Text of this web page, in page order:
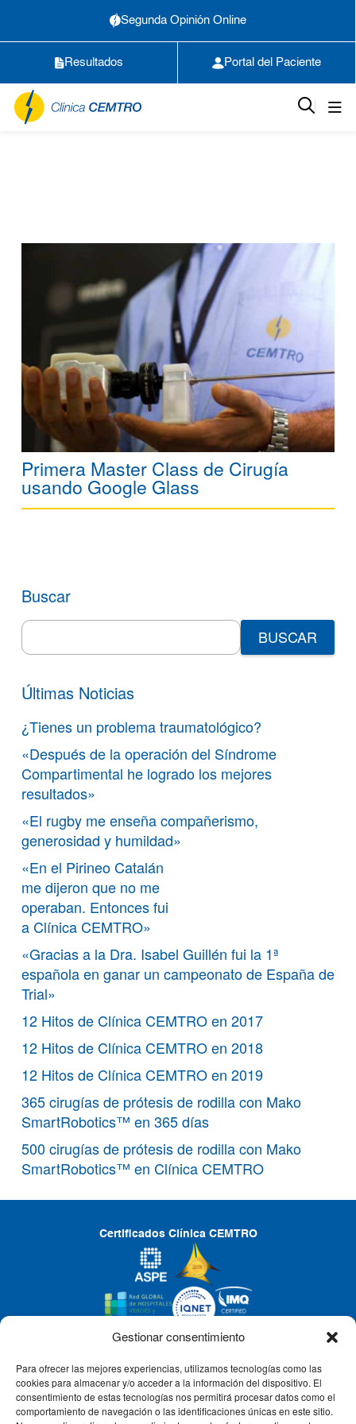
Gestionar consentimiento
Para ofrecer las mejores experiencias, utilizamos tecnologías como las
cookies para almacenar y/o acceder a la información del dispositivo. El
consentimiento de estas tecnologías nos permitirá procesar datos como el
comportamiento de navegación o las identificaciones únicas en este sitio.
Segunda Opinión Online
Resultados Portal del Paciente
Primera Master Class de Cirugía
usando Google Glass
Buscar
Search
for:
Últimas Noticias
¿Tienes un problema traumatológico?
«Después de la operación del Síndrome
Compartimental he logrado los mejores
resultados»
«El rugby me enseña compañerismo,
generosidad y humildad»
«En el Pirineo Catalán
me dijeron que no me
operaban. Entonces fui
a Clínica CEMTRO»
«Gracias a la Dra. Isabel Guillén fui la 1ª
española en ganar un campeonato de España de
Trial»
12 Hitos de Clínica CEMTRO en 2017
12 Hitos de Clínica CEMTRO en 2018
12 Hitos de Clínica CEMTRO en 2019
365 cirugías de prótesis de rodilla con Mako
SmartRobotics™ en 365 días
500 cirugías de prótesis de rodilla con Mako
SmartRobotics™ en Clínica CEMTRO
Certificados Clínica CEMTRO
CLÍNICA CEMTRO